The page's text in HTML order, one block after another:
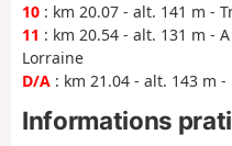
10 : km 20.07 - alt. 141 m -
11 : km 20.54 - alt. 131 m -
Lorraine
D/A : km 21.04 - alt. 143 m
Informations